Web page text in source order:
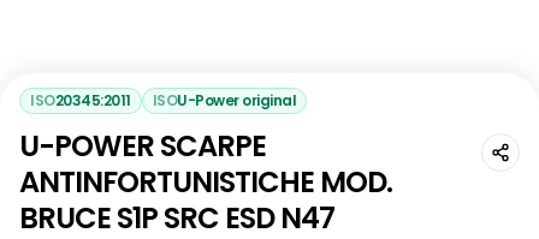
ISO20345:2011 ISOU-Power original
U-POWER SCARPE
ANTINFORTUNISTICHE MOD.
BRUCE S1P SRC ESD N47